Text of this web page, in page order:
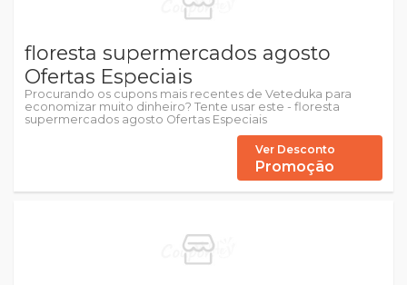
floresta supermercados agosto
Ofertas Especiais
Procurando os cupons mais recentes de Veteduka para
economizar muito dinheiro? Tente usar este - floresta
supermercados agosto Ofertas Especiais
Ver Desconto
Promoção